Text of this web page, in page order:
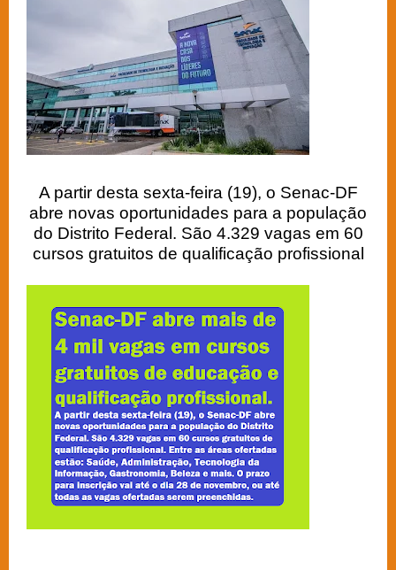
A partir desta sexta-feira (19), o Senac-DF
abre novas oportunidades para a população
do Distrito Federal. São 4.329 vagas em 60
cursos gratuitos de qualificação profissional